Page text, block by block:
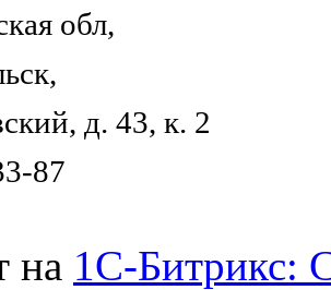
обл,
д. 43, к. 2
87
на 1C-Битрикс: